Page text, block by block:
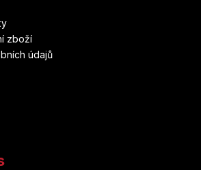
zboží
údajů